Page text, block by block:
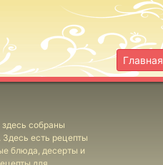
Главная
собраны
есть рецепты
блюда, десерты и